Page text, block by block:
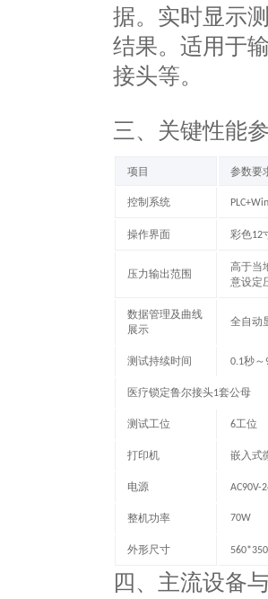
据。实时显示
结果。适用于
接头等。
三、关键性能
项目 参数要
控制系统
操作界面 彩色12
压力输出范围
高于当
意设定
数据管理及曲线
展示
全自动
测试持续时间 0.1秒～
医疗锁定鲁尔接头1套公母
测试工位 6工位
打印机 嵌入式
电源 AC90V-
整机功率 70W
外形尺寸
四、主流设备